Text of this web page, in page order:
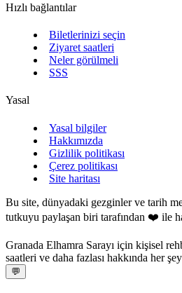
Hızlı bağlantılar
Biletlerinizi seçin
Ziyaret saatleri
Neler görülmeli
SSS
Yasal
Yasal bilgiler
Hakkımızda
Gizlilik politikası
Çerez politikası
Site haritası
Bu site, dünyadaki gezginler ve tarih
tutkuyu paylaşan biri tarafından ❤️ ile
Granada Elhamra Sarayı için kişisel
saatleri ve daha fazlası hakkında her
💬